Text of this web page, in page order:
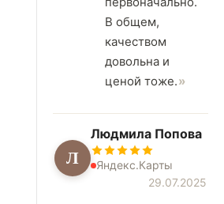
В общем,
качеством
довольна и
ценой тоже.
Л
Людмила Попова
Яндекс.Карты
29.07.2025